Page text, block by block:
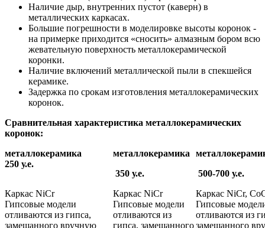
Наличие дыр, внутренних пустот (каверн) в
металлических каркасах.
Большие погрешности в моделировке высоты коронок -
на примерке приходится «сносить» алмазным бором всю
жевательную поверхность металлокерамической
коронки.
Наличие включений металлической пыли в спекшейся
керамике.
Задержка по срокам изготовления металлокерамических
коронок.
Сравнительная характеристика металлокерамических
коронок:
металлокерамика
250 у.е.
металлокерамика
350 у.е.
500-700 у.е.
Каркас NiCr
Каркас NiCr
Каркас NiCr,
Гипсовые модели
отливаются из гипса,
замешанного вручную
Гипсовые модели
отливаются из
гипса, замешанного
Гипсовые
отливаются из
замешанного